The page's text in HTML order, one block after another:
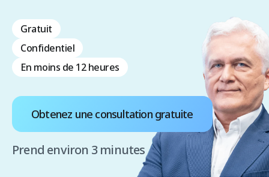
Gratuit
Confidentiel
En moins de 12 heures
Obtenez une consultation gratuite
Prend environ 3 minutes